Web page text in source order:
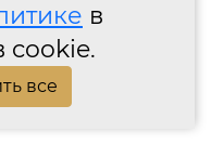
в
cookie.
все